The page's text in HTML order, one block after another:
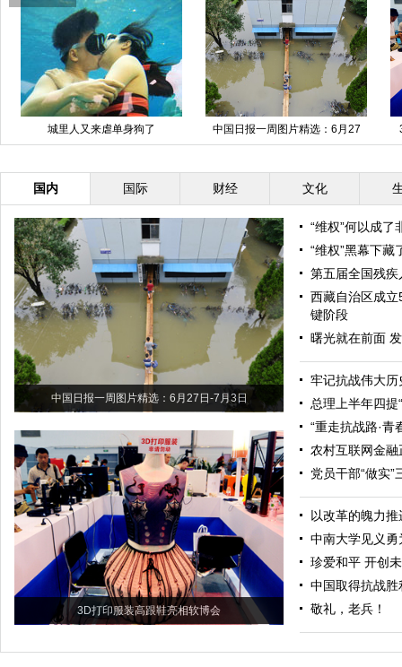
城里人又来虐单身狗了
中国日报一周图片精选：6月27
日-7月3日
国内 国际 财经 文化
中国日报一周图片精选：6月27日-7月3日
3D打印服装高跟鞋亮相软博会
“维权”何以成了
“维权”黑幕下
第五届全国残
西藏自治区成
键阶段
曙光就在前面
牢记抗战伟大
总理上半年四提
“重走抗战路·青
农村互联网金融
党员干部“做实”
以改革的魄力
中南大学见义勇
珍爱和平 开创
中国取得抗战
敬礼，老兵！